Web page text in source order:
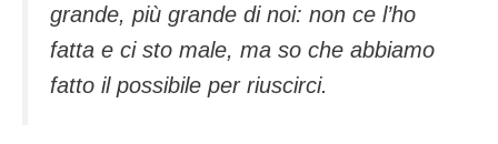
grande, più grande di noi: non ce l’ho
fatta e ci sto male, ma so che abbiamo
fatto il possibile per riuscirci.